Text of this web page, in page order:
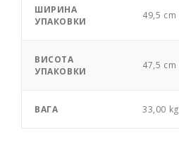
ШИРИНА
УПАКОВКИ
49,5 cm
ВИСОТА
УПАКОВКИ
47,5 cm
ВАГА 33,00 kg